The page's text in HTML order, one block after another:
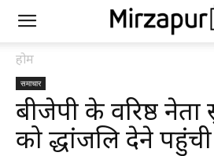
होम
समाचार
बीजेपी के वरिष्ठ
को श्रद्धांजलि देने